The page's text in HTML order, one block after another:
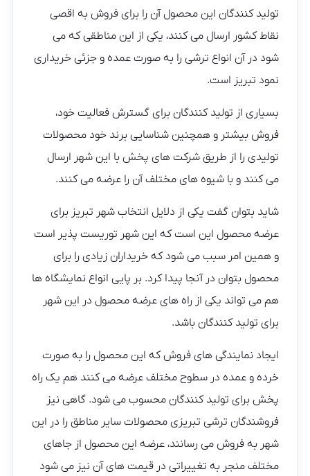
تولید کنندگان این محصول آن را برای فروش به اقصی
نقاط کشور ارسال می کنند، یکی از این مناطقی که می
شود در آن انواع ترشی را به صورت عمده و جزئی خریداری
نمود تبریز است.
بسیاری از تولید کنندگان برای گسترش فعالیت خود،
فروش بیشتر و همچنین شناسایی برند خود محصولات
تولیدی را از طریق شرکت های پخش با این شهر ارسال
می کنند و با شیوه های مختلف آن را عرضه می کنند.
شاید بتوان گفت یکی از دلایل انتخاب شهر تبریز برای
عرضه محصول این است که این شهر توریست پذیر است
و همین امر سبب می شود که خریداران زیادی را برای
محصول بتوان در آنجا پیدا کرد. بر پایی انواع نمایشگاه ها
هم می تواند یکی از راه های عرضه محصول در این شهر
برای تولید کنندگان باشد.
ایجاد نمایندگی های فروش که این محصول را به صورت
خرده و عمده در سطوح مختلف عرضه می کنند هم یک راه
پخش برای تولید کنندگان محسوب می شود. گاهی نیز
فروشندگان ترشی تبریزی محصولات سایر مناطق را در این
شهر به فروش می رسانند، عرضه این محصول از جاهای
مختلف منجر به تغییراتی در قیمت های آن نیز می شود